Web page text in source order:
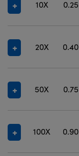
10X 0.25
20X 0.40
50X 0.75
100X 0.90